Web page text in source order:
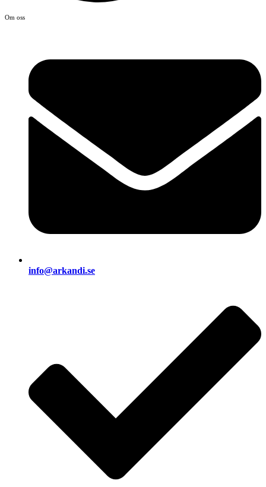
Om oss
info@arkandi.se